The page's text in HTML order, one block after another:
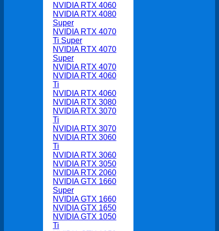
NVIDIA RTX 4060
NVIDIA RTX 4080
Super
NVIDIA RTX 4070
Ti Super
NVIDIA RTX 4070
Super
NVIDIA RTX 4070
NVIDIA RTX 4060
Ti
NVIDIA RTX 4060
NVIDIA RTX 3080
NVIDIA RTX 3070
Ti
NVIDIA RTX 3070
NVIDIA RTX 3060
Ti
NVIDIA RTX 3060
NVIDIA RTX 3050
NVIDIA RTX 2060
NVIDIA GTX 1660
Super
NVIDIA GTX 1660
NVIDIA GTX 1650
NVIDIA GTX 1050
Ti